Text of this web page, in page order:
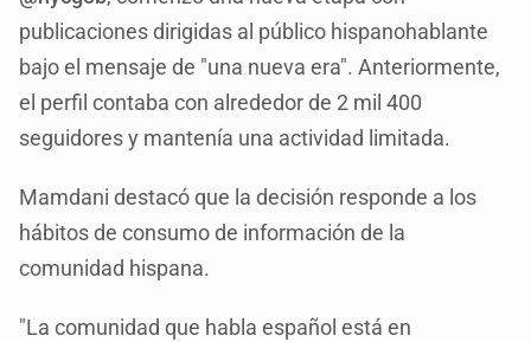
publicaciones dirigidas al público hispanohablante
bajo el mensaje de "una nueva era". Anteriormente,
el perfil contaba con alrededor de 2 mil 400
seguidores y mantenía una actividad limitada.
Mamdani destacó que la decisión responde a los
hábitos de consumo de información de la
comunidad hispana.
"La comunidad que habla español está en